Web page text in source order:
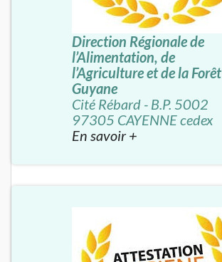
Direction Régionale de
l’Alimentation, de
l’Agriculture et de la Forêt
Guyane
Cité Rébard - B.P. 5002
97305 CAYENNE cedex
En savoir +